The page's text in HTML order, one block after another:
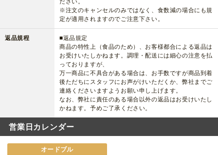
ださい。
※注文のキャンセルのみではなく、食数減の場合にも規
定が適用されますのでご注意下さい。
返品規程
■返品規定
商品の特性上（食品のため）、お客様都合による返品は
お受けいたしかねます。調理・配送には細心の注意を払
っておりますが、
万一商品に不具合がある場合は、お手数ですが商品到着
後ただちにスタッフにお声がけいただくか、弊社までご
連絡くださいますようお願い申し上げます。
なお、弊社に責任のある場合以外の返品はお受けいたし
かねます。予めご了承ください。
営業日カレンダー
オードブル